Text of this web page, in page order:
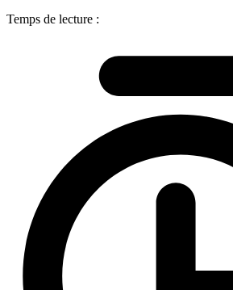
Temps de lecture :